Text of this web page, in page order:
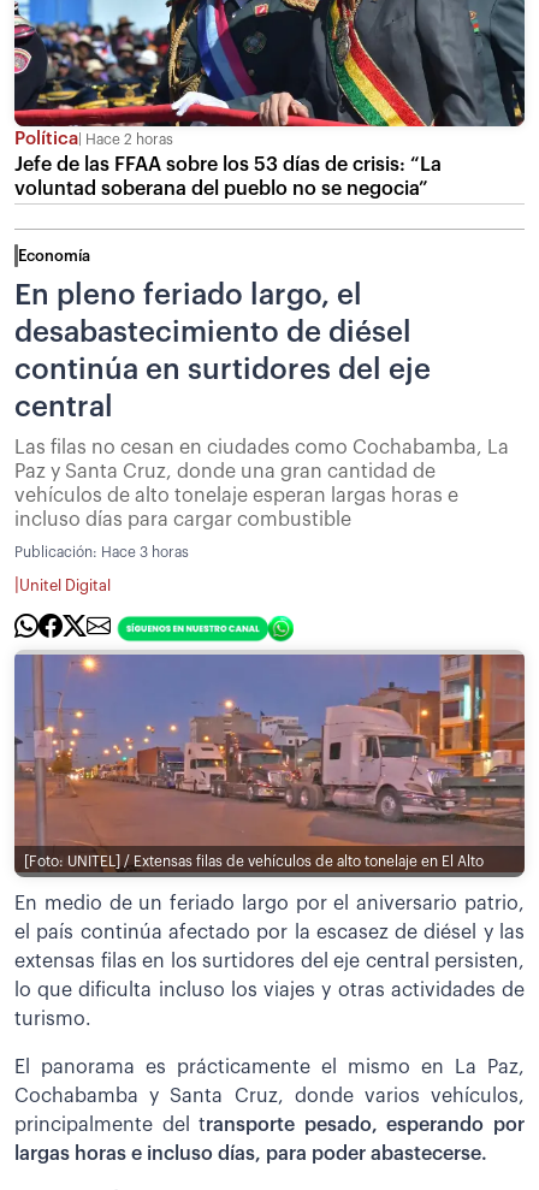
Política Hace 2 horas
Jefe de las FFAA sobre los 53 días de crisis: “La
voluntad soberana del pueblo no se negocia”
Economía
En pleno feriado largo, el
desabastecimiento de diésel
continúa en surtidores del eje
central
Las filas no cesan en ciudades como Cochabamba, La
Paz y Santa Cruz, donde una gran cantidad de
vehículos de alto tonelaje esperan largas horas e
incluso días para cargar combustible
Publicación: Hace 3 horas
Unitel Digital
[Foto: UNITEL] / Extensas filas de vehículos de alto tonelaje en El Alto
En medio de un feriado largo por el aniversario patrio,
el país continúa afectado por la escasez de diésel y las
extensas filas en los surtidores del eje central persisten,
lo que dificulta incluso los viajes y otras actividades de
turismo.
El panorama es prácticamente el mismo en La Paz,
Cochabamba y Santa Cruz, donde varios vehículos,
principalmente del transporte pesado, esperando por
largas horas e incluso días, para poder abastecerse.